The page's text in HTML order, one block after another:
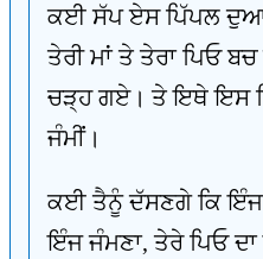
ਕਈ ਸੱਪ ਏਸ ਪਿੱਪਲ
ਤੇਰੀ ਮਾਂ ਤੇ ਤੇਰਾ ਪਿਓ
ਚੜ੍ਹ ਗਏ। ਤੇ ਇਥੇ ਇਸ
ਜੰਮੀਂ।
ਕਈ ਤੈਨੂੰ ਦੱਸਣਗੇ ਕਿ ਇੰਜ
ਇੰਜ ਜੰਮਣਾ, ਤੇਰੇ ਪਿਓ